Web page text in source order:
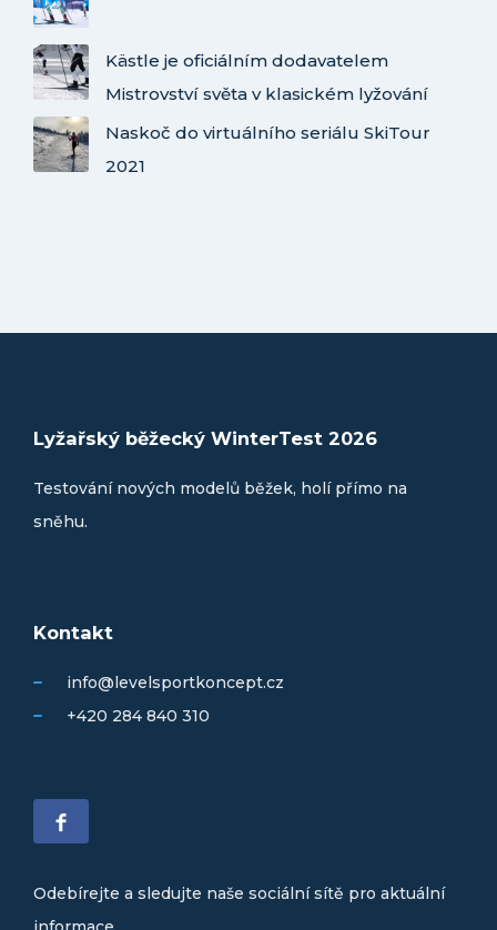
Kästle je oficiálním dodavatelem
Mistrovství světa v klasickém lyžování
Naskoč do virtuálního seriálu SkiTour
2021
Lyžařský běžecký WinterTest 2026
Testování nových modelů běžek, holí přímo na
sněhu.
Kontakt
info@levelsportkoncept.cz
+420 284 840 310
Odebírejte a sledujte naše sociální sítě pro aktuální